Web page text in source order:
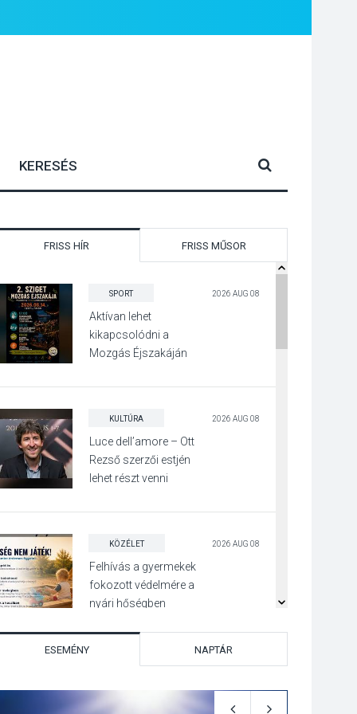
FRISS HÍR FRISS MŰSOR
SPORT 2026 AUG 08
Aktívan lehet
kikapcsolódni a
Mozgás Éjszakáján
Surányban
KULTÚRA 2026 AUG 08
Luce dell’amore – Ott
Rezső szerzői estjén
lehet részt venni
KÖZÉLET 2026 AUG 08
Felhívás a gyermekek
fokozott védelmére a
nyári hőségben
KULTÚRA 2026 AUG 07
Reneszánsz dallamok
csendülnek fel a
ESEMÉNY NAPTÁR